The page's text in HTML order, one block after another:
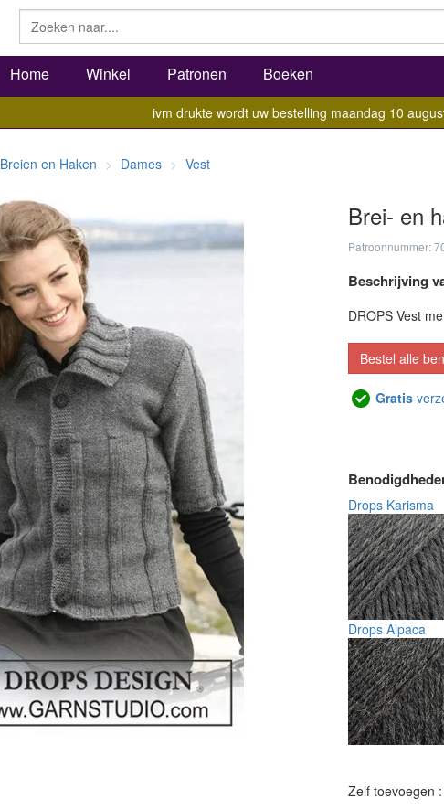
Home Winkel Patronen Boeken
ivm drukte wordt uw bestelling maandag 10
Breien en Haken Dames Vest
Brei- en
Patroonnummer:
Beschrijving
DROPS Vest
Bestel alle
Gratis
Drops Karisma
Drops Alpaca
Zelf toevoegen